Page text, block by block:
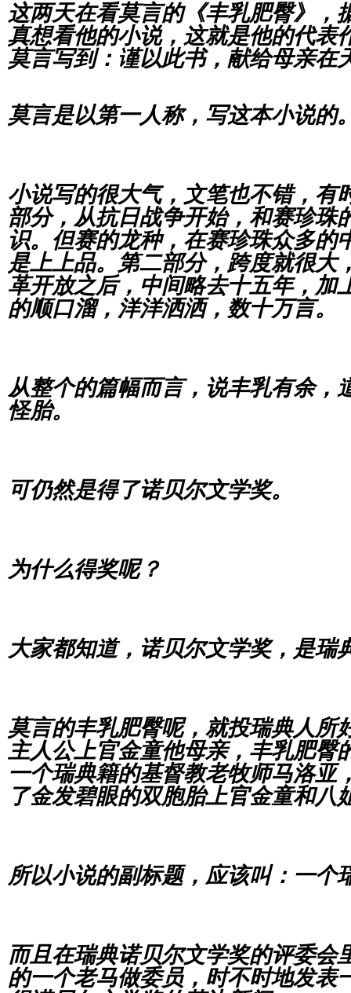
这两天在看莫言的《丰乳肥臀》，
真想看他的小说，这就是他的代表
莫言写到：谨以此书，献给母亲在
莫言是以第一人称，写这本小说的
小说写的很大气，文笔也不错，有
部分，从抗日战争开始，和赛珍珠
识。但赛的龙种，在赛珍珠众多的
是上上品。第二部分，跨度就很大
革开放之后，中间略去十五年，加
的顺口溜，洋洋洒洒，数十万言。
从整个的篇幅而言，说丰乳有余，
怪胎。
可仍然是得了诺贝尔文学奖。
为什么得奖呢？
大家都知道，诺贝尔文学奖，是瑞
莫言的丰乳肥臀呢，就投瑞典人所
主人公上官金童他母亲，丰乳肥臀
一个瑞典籍的基督教老牧师马洛亚
了金发碧眼的双胞胎上官金童和八
所以小说的副标题，应该叫：一个
而且在瑞典诺贝尔文学奖的评委会
的一个老马做委员，时不时地发表